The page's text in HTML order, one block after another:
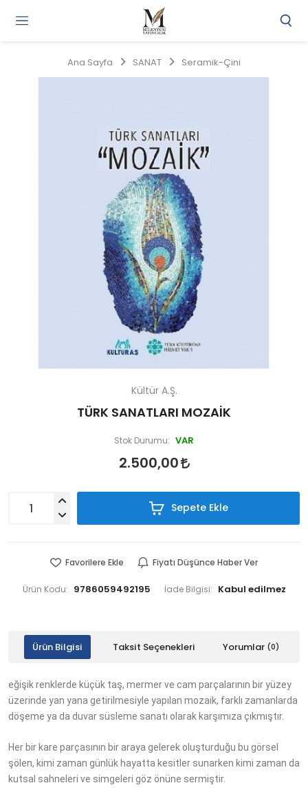
Ana Sayfa SANAT Seramik-Çini
Kültür A.Ş.
TÜRK SANATLARI MOZAİK
Stok Durumu: VAR
2.500,00
Sepete Ekle
Favorilere Ekle Fiyatı Düşünce Haber Ver
Ürün Kodu: 9786059492195 İade Bilgisi:
Ürün Bilgisi Taksit Seçenekleri Yorumlar (0)
eğişik renklerde küçük taş, mermer ve cam parçalarının bir yüzey
üzerinde yan yana getirilmesiyle yapılan mozaik, farklı zamanlarda
döşeme ya da duvar süsleme sanatı olarak karşımıza çıkmıştır.
Her bir kare parçasının bir araya gelerek oluşturduğu bu görsel
şölen, kimi zaman günlük hayatta kesitler sunarken kimi zaman da
kutsal sahneleri ve simgeleri göz önüne sermiştir.